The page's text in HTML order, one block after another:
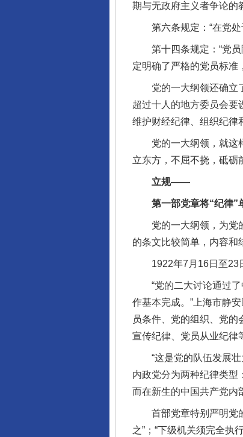
期与无政府主义者争论的
第六条规定：“在党处
第十四条规定：“党员
定明确了严格的党员标准
党的一大纲领还确立了
超过十人的地方委员会要
维护财经纪律、组织纪律
党的一大纲领，就这样
立东方，不屈不挠，砥砺
立规——
第一部党章将“纪律”
党的一大纲领，为党的
的条文比较简单，内容和
1922年7月16日至23日
“党的二大讨论通过了
作基本完成。”上海市静
员条件、党的组织、党的
宣传纪律、党员从业纪律
“这是党的队伍发展壮
内政党分为两种纪律类型
而在新生的中国共产党内
首部党章特别严明党的
之”；“下级机关须完全执